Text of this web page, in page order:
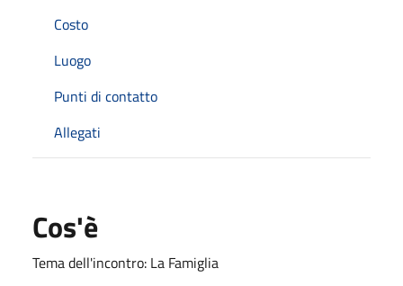
Costo
Luogo
Punti di contatto
Allegati
Cos'è
Tema dell'incontro: La Famiglia